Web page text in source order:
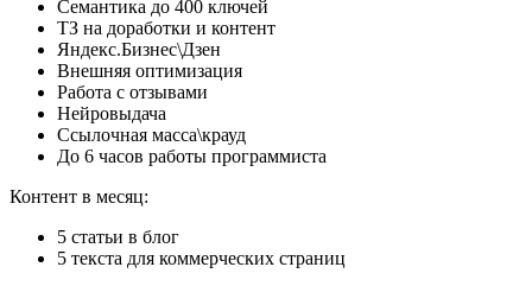
Семантика до 400 ключей
ТЗ на доработки и контент
Яндекс.Бизнес\Дзен
Внешняя оптимизация
Работа с отзывами
Нейровыдача
Ссылочная масса\крауд
До 6 часов работы программиста
Контент в месяц:
5 статьи в блог
5 текста для коммерческих страниц